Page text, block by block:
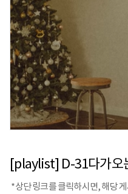
*상단 링크를 클릭하시면, 해당